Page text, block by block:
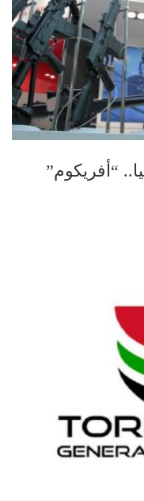
“أفريكوم”